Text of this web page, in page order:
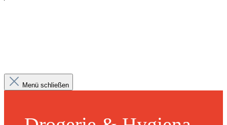
Menü schließen